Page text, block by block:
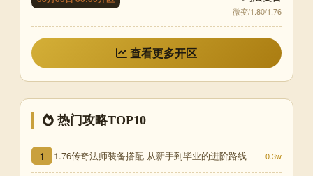
微变/1.80/1.76
查看更多开区
热门攻略TOP10
1 1.76传奇法师装备搭配 从新手到毕业的进阶路线 0.3w